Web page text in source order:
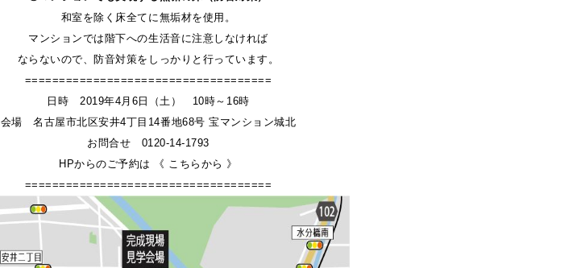
和室を除く床全てに無垢材を使用。
マンションでは階下への生活音に注意しなければ
ならないので、防音対策をしっかりと行っています。
====================================
日時 2019年4月6日（土） 10時～16時
会場 名古屋市北区安井4丁目14番地68号 宝マンション城北
お問合せ 0120-14-1793
HPからのご予約は 《 こちらから 》
====================================